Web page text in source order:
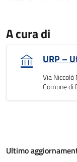
A cura di
URP –
Via Niccolò
Comune di
Ultimo